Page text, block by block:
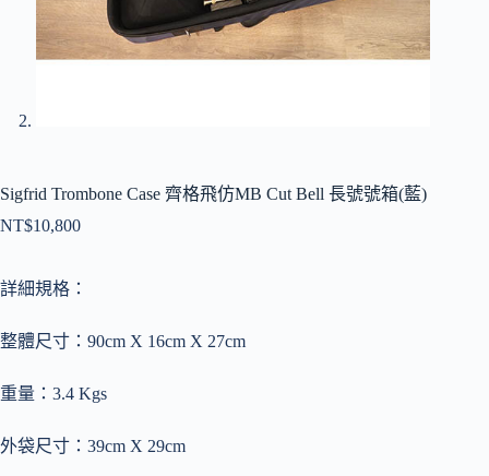
Sigfrid Trombone Case 齊格飛仿MB Cut Bell 長號號箱(藍)
NT$10,800
詳細規格：
整體尺寸：90cm X 16cm X 27cm
重量：3.4 Kgs
外袋尺寸：39cm X 29cm